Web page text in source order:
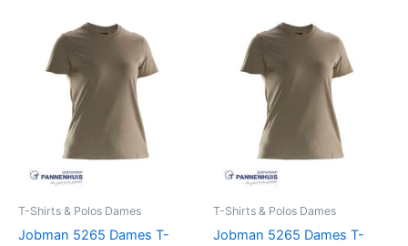
T-Shirts & Polos Dames
Jobman 5265 Dames T-
T-Shirts & Polos Dames
Jobman 5265 Dames T-